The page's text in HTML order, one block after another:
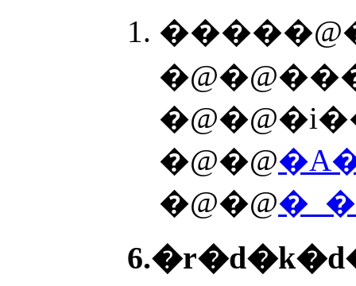
�@�@
�@�@